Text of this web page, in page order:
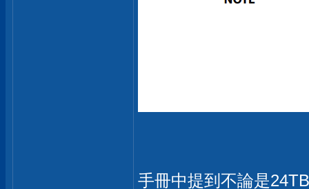
手冊中提到不論是